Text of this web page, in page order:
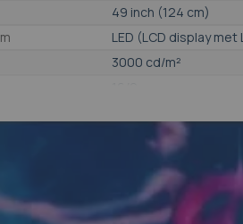
49 inch (124 cm)
LED (LCD display
3000 cd/m²
Wi-Fi, USB, RJ45,
24u / dag
Android (Google)